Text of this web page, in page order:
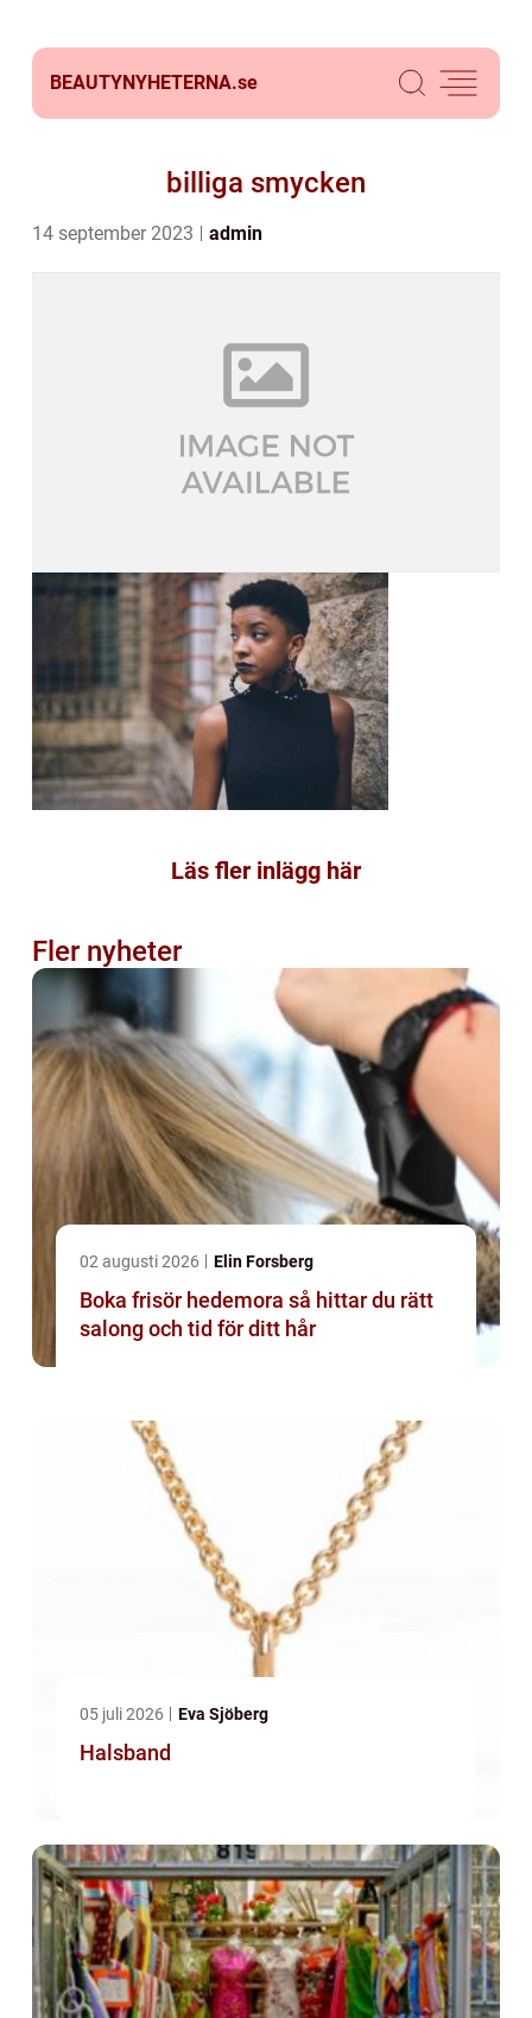
BEAUTYNYHETERNA.se
billiga smycken
14 september 2023 admin
Läs fler inlägg här
Fler nyheter
02 augusti 2026 Elin Forsberg
Boka frisör hedemora så hittar du rätt
salong och tid för ditt hår
05 juli 2026 Eva Sjöberg
Halsband